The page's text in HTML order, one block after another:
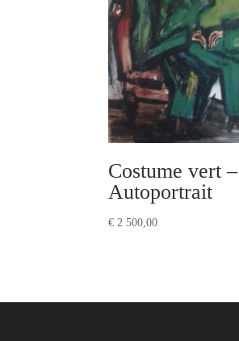
Costume vert –
Autoportrait
€ 2 500,00